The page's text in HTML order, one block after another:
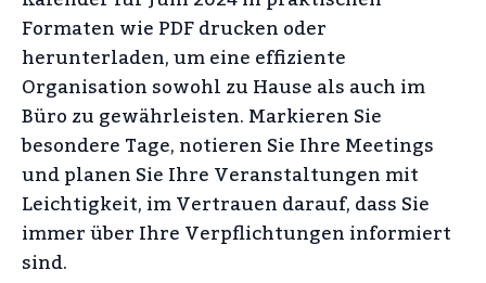
Formaten wie PDF drucken oder
herunterladen, um eine effiziente
Organisation sowohl zu Hause als auch im
Büro zu gewährleisten. Markieren Sie
besondere Tage, notieren Sie Ihre Meetings
und planen Sie Ihre Veranstaltungen mit
Leichtigkeit, im Vertrauen darauf, dass Sie
immer über Ihre Verpflichtungen informiert
sind.